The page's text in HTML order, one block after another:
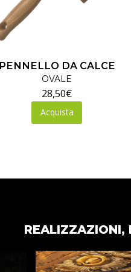
PENNELLO DA CALCE
OVALE
28,50€
Acquista
REALIZZAZIONI,